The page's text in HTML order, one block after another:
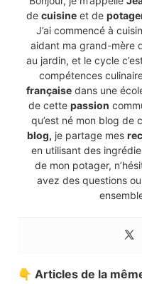
de cuisineet de
J’ai commencé à
aidant ma grand-mère
au jardin, et le cycle
compétences
françaisedans une
de cette passion
qu’est né mon blog de
blog, je partage mes
en utilisant des
de mon potager,
avez des questions
👇 Articles de la